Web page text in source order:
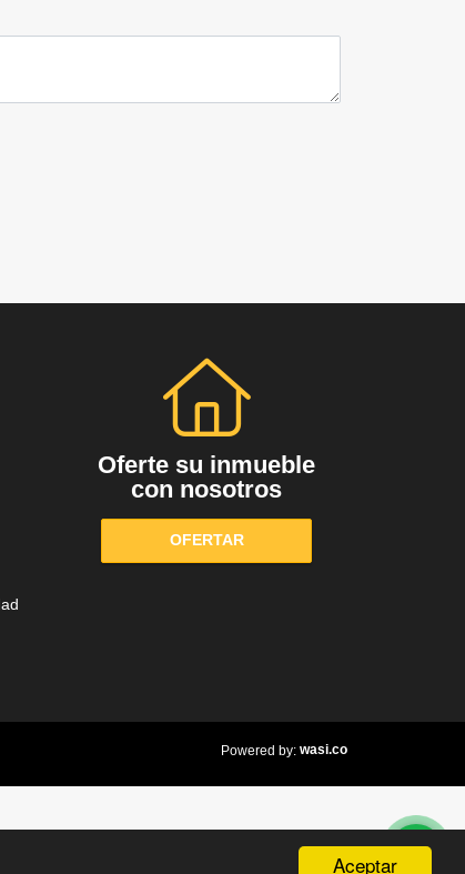
Aceptar
Oferte su inmueble
con nosotros
OFERTAR
Powered by: wasi.co